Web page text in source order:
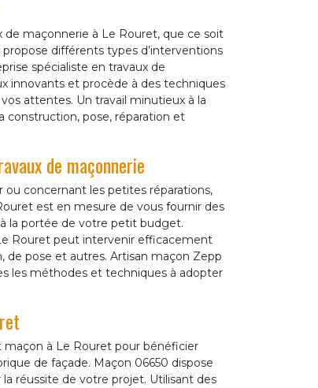
maçonnerie à Le Rouret, que ce soit
différents types d’interventions
spécialiste en travaux de
innovants et procède à des techniques
attentes. Un travail minutieux à la
construction, pose, réparation et
de maçonnerie
ou concernant les petites réparations,
est en mesure de vous fournir des
la portée de votre petit budget.
Rouret peut intervenir efficacement
de pose et autres. Artisan maçon Zepp
les méthodes et techniques à adopter
maçon à Le Rouret pour bénéficier
de façade. Maçon 06650 dispose
réussite de votre projet. Utilisant des